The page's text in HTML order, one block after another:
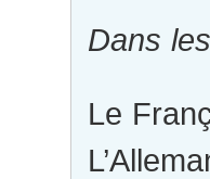
Dans
Le